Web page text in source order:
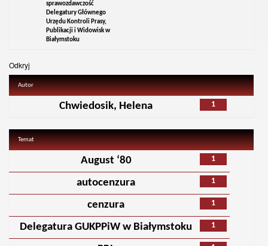
sprawozdawczość
Delegatury Głównego
Urzędu Kontroli Prasy,
Publikacji i Widowisk w
Białymstoku
Odkryj
Autor
1
Chwiedosik, Helena
Temat
1
August ‘80
1
autocenzura
1
cenzura
1
Delegatura GUKPPiW w Białymstoku